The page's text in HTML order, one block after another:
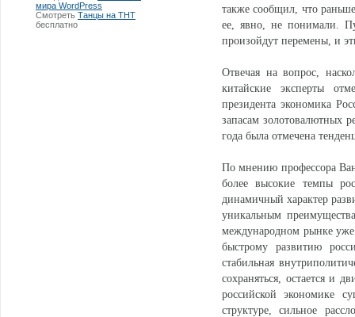
мира WordPress
Смотреть Танцы на ТНТ
бесплатно
также сообщил, что
ее, явно, не понимали.
произойдут перемены, и
Отвечая на вопрос,
китайские эксперты
президента экономика
запасам золотовалютных
года была отмечена
По мнению профессора
более высокие темпы
динамичный характер
уникальным
международном рынке уже
быстрому развитию
стабильная
сохраняться, остается и
российской экономике
структуре, сильное